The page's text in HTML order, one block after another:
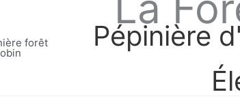
Pépinière